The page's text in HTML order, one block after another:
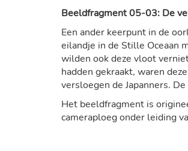
Beeldfragment 05-03: De
Een ander keerpunt in de
eilandje in de Stille Oceaan
wilden ook deze vloot
hadden gekraakt, waren
versloegen de Japanners.
Het beeldfragment is
cameraploeg onder leiding